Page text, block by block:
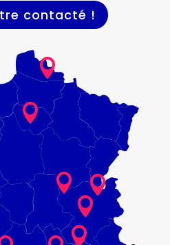
contacté !





